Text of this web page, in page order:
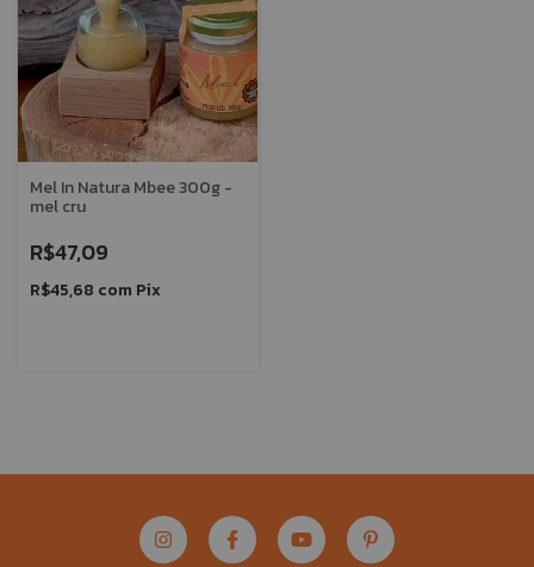
Mel In Natura Mbee 300g -
mel cru
R$47,09
R$45,68 com Pix